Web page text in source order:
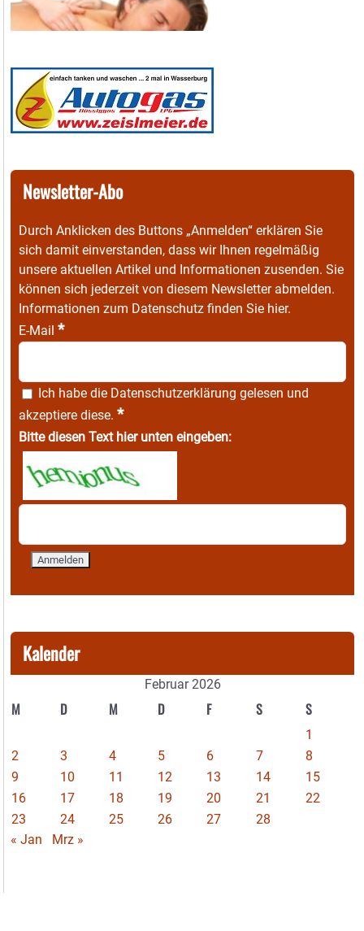
Newsletter-Abo
Durch Anklicken des Buttons „Anmelden“ erklären Sie
sich damit einverstanden, dass wir Ihnen regelmäßig
unsere aktuellen Artikel und Informationen zusenden. Sie
können sich jederzeit von diesem Newsletter abmelden.
Informationen zum Datenschutz finden Sie hier.
E-Mail *
Ich habe die Datenschutzerklärung gelesen und
akzeptiere diese. *
Bitte diesen Text hier unten eingeben:
Kalender
Februar 2026
M D M D F S S
1
2
3 4 5 6 7
8
9
10 11 12 13 14
15
16
17 18 19 20 21
22
23
24 25 26 27
28
« Jan
Mrz »